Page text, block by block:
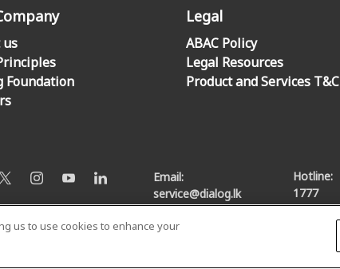
us
Foundation
Legal
ABAC Policy
Legal Resources
Product and Services T&C
Email:
service@dialog.lk
Hotline:
1777
© Dialog Axiata PLC. All Rights Reserved
us to use cookies to enhance your